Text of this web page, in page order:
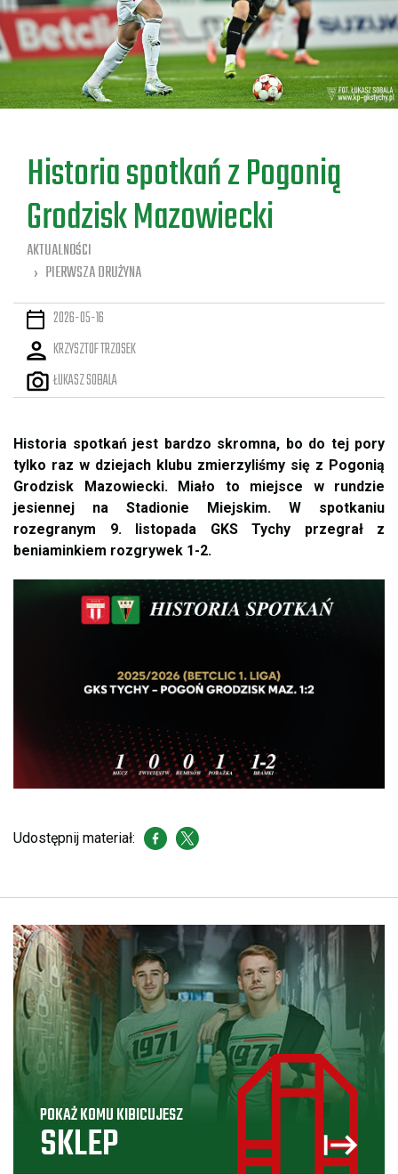
a
Historia spotkań z Pogonią
Grodzisk Mazowiecki
AKTUALNOŚCI
PIERWSZA DRUŻYNA
2026-05-16
KRZYSZTOF TRZOSEK
ŁUKASZ SOBALA
Historia spotkań jest bardzo skromna, bo do tej pory
tylko raz w dziejach klubu zmierzyliśmy się z Pogonią
Grodzisk Mazowiecki. Miało to miejsce w rundzie
jesiennej na Stadionie Miejskim. W spotkaniu
rozegranym 9. listopada GKS Tychy przegrał z
beniaminkiem rozgrywek 1-2.
Udostępnij materiał:
POKAŻ KOMU KIBICUJESZ
SKLEP